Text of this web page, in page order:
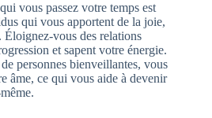
vous passez votre temps est
qui vous apportent de la joie,
Éloignez-vous des relations
et sapent votre énergie.
personnes bienveillantes, vous
âme, ce qui vous aide à devenir